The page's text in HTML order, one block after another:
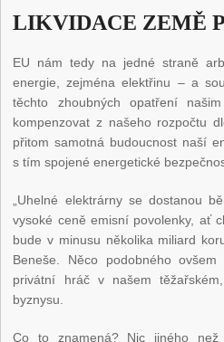
LIKVIDACE ZEMĚ
EU nám tedy na jedné straně
energie, zejména elektřinu – a
těchto zhoubných opatření
kompenzovat z našeho rozpočtu
přitom samotná budoucnost naší
s tím spojené energetické
„Uhelné elektrárny se dostanou
vysoké ceně emisní povolenky, ať
bude v minusu několika miliard
Beneše. Něco podobného
privátní hráč v našem
byznysu.
Co to znamená? Nic jiného